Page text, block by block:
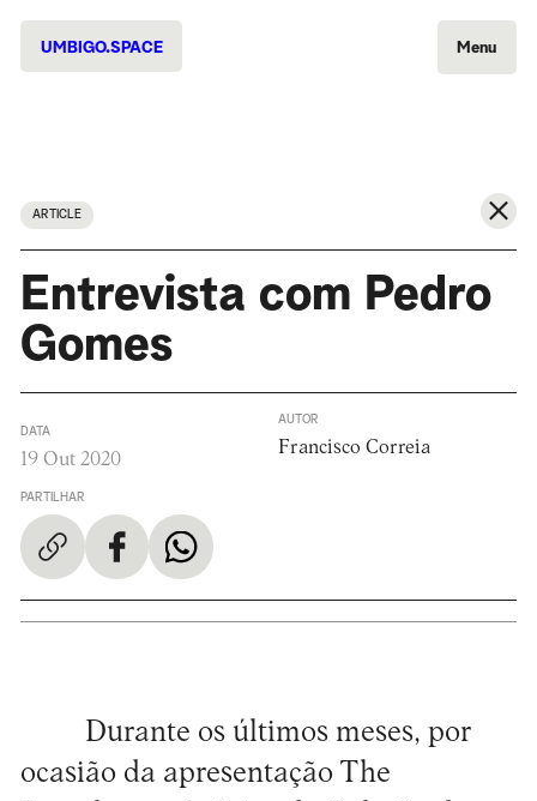
UMBIGO.SPACE Menu
ARTICLE
Entrevista com Pedro
Gomes
DATA
19 Out 2020
PARTILHAR
AUTOR
Francisco Correia
Durante os últimos meses, por
ocasião da apresentação The